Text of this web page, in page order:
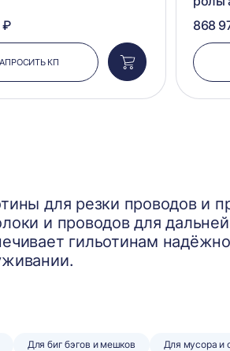
₽
КП
Добавить
в
корзину
868
для резки проводов и
и проводов для
гильотинам
Для биг бэгов и мешков Для мусора и